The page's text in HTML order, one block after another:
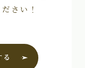
さい！
る